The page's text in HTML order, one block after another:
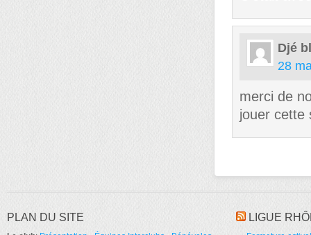
Djé
28
merci de
jouer
PLAN DU SITE LIGUE